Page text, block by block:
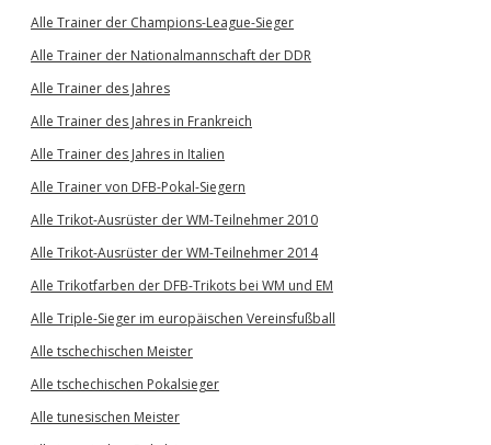
Alle Trainer der Champions-League-Sieger
Alle Trainer der Nationalmannschaft der DDR
Alle Trainer des Jahres
Alle Trainer des Jahres in Frankreich
Alle Trainer des Jahres in Italien
Alle Trainer von DFB-Pokal-Siegern
Alle Trikot-Ausrüster der WM-Teilnehmer 2010
Alle Trikot-Ausrüster der WM-Teilnehmer 2014
Alle Trikotfarben der DFB-Trikots bei WM und EM
Alle Triple-Sieger im europäischen Vereinsfußball
Alle tschechischen Meister
Alle tschechischen Pokalsieger
Alle tunesischen Meister